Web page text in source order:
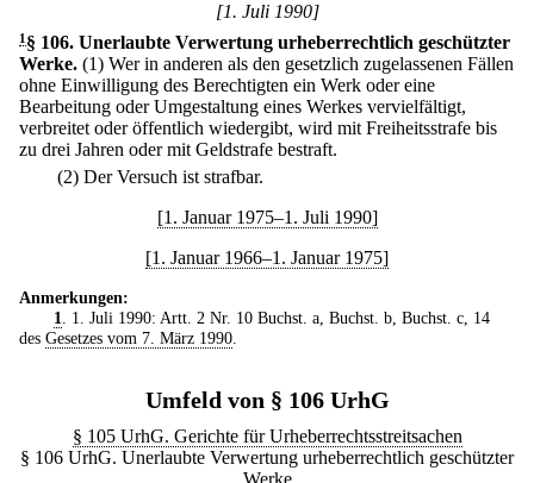
[1. Juli 1990]
1 § 106. Unerlaubte Verwertung urheberrechtlich geschützter
Werke. (1) Wer in anderen als den gesetzlich zugelassenen Fällen
ohne Einwilligung des Berechtigten ein Werk oder eine
Bearbeitung oder Umgestaltung eines Werkes vervielfältigt,
verbreitet oder öffentlich wiedergibt, wird mit Freiheitsstrafe bis
zu drei Jahren oder mit Geldstrafe bestraft.
(2) Der Versuch ist strafbar.
[1. Januar 1975–1. Juli 1990]
[1. Januar 1966–1. Januar 1975]
Anmerkungen:
1. 1. Juli 1990: Artt. 2 Nr. 10 Buchst. a, Buchst. b, Buchst. c, 14
des Gesetzes vom 7. März 1990.
Umfeld von § 106 UrhG
§ 105 UrhG. Gerichte für Urheberrechtsstreitsachen
§ 106 UrhG. Unerlaubte Verwertung urheberrechtlich geschützter